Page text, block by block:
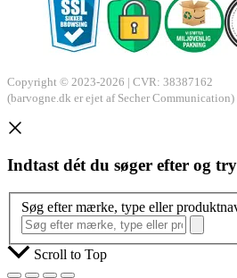
Copyright © 2023-2026 | CVR: 38387162
(barvogne.dk er ejet af Secher Communication)
Indtast dét du søger efter og
Søg efter mærke, type eller
Scroll to Top